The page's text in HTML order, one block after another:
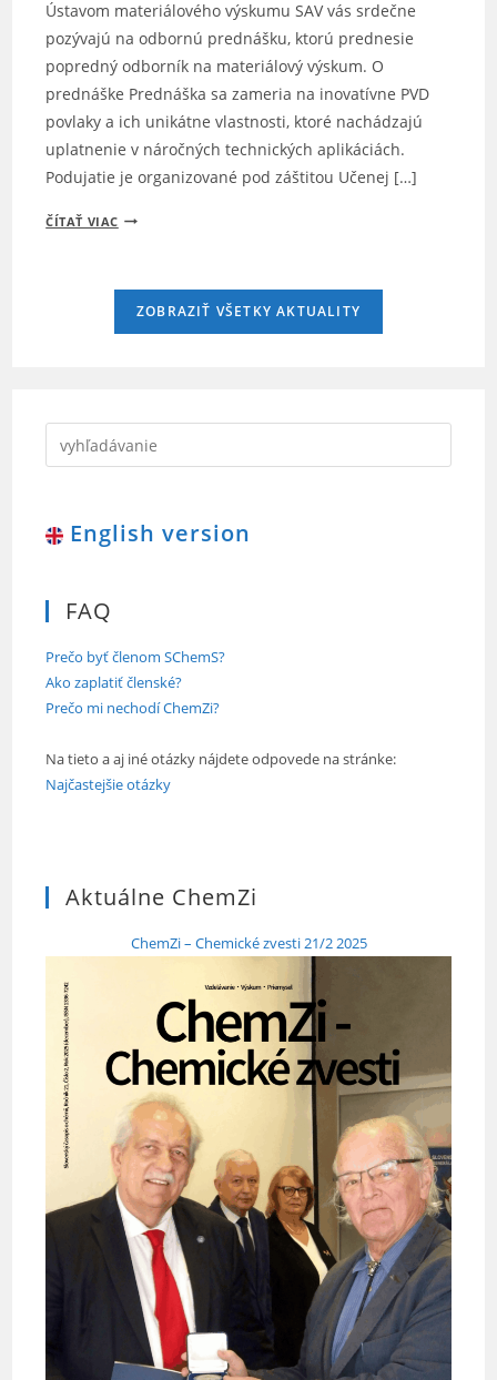
Ústavom materiálového výskumu SAV vás srdečne
pozývajú na odbornú prednášku, ktorú prednesie
popredný odborník na materiálový výskum. O
prednáške Prednáška sa zameria na inovatívne PVD
povlaky a ich unikátne vlastnosti, ktoré nachádzajú
uplatnenie v náročných technických aplikáciách.
Podujatie je organizované pod záštitou Učenej […]
ČÍTAŤ VIACPOZVÁNKA
ČO
DOKÁŽE
ZOBRAZIŤ VŠETKY AKTUALITY
English version
FAQ
Prečo byť členom SChemS?
Ako zaplatiť členské?
Prečo mi nechodí ChemZi?
Na tieto a aj iné otázky nájdete odpovede na stránke:
Najčastejšie otázky
Aktuálne ChemZi
ChemZi – Chemické zvesti 21/2 2025